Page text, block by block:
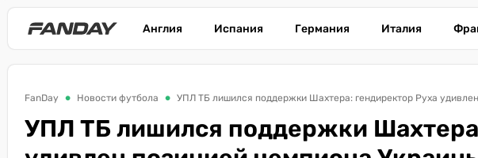
Англия Испания Германия Италия
FanDay Новости футбола УПЛ ТБ лишился поддержки Шахтера: гендиректор Руха
УПЛ ТБ лишился поддержки